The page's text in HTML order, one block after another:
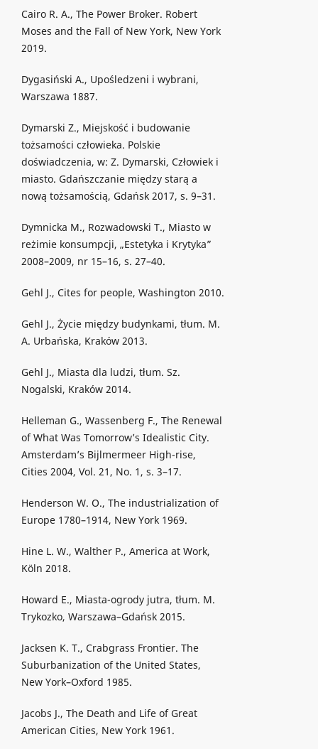
Cairo R. A., The Power Broker. Robert
Moses and the Fall of New York, New York
2019.
Dygasiński A., Upośledzeni i wybrani,
Warszawa 1887.
Dymarski Z., Miejskość i budowanie
tożsamości człowieka. Polskie
doświadczenia, w: Z. Dymarski, Człowiek i
miasto. Gdańszczanie między starą a
nową tożsamością, Gdańsk 2017, s. 9–31.
Dymnicka M., Rozwadowski T., Miasto w
reżimie konsumpcji, „Estetyka i Krytyka”
2008–2009, nr 15–16, s. 27–40.
Gehl J., Cites for people, Washington 2010.
Gehl J., Życie między budynkami, tłum. M.
A. Urbańska, Kraków 2013.
Gehl J., Miasta dla ludzi, tłum. Sz.
Nogalski, Kraków 2014.
Helleman G., Wassenberg F., The Renewal
of What Was Tomorrow’s Idealistic City.
Amsterdam’s Bijlmermeer High-rise,
Cities 2004, Vol. 21, No. 1, s. 3–17.
Henderson W. O., The industrialization of
Europe 1780–1914, New York 1969.
Hine L. W., Walther P., America at Work,
Köln 2018.
Howard E., Miasta-ogrody jutra, tłum. M.
Trykozko, Warszawa–Gdańsk 2015.
Jacksen K. T., Crabgrass Frontier. The
Suburbanization of the United States,
New York–Oxford 1985.
Jacobs J., The Death and Life of Great
American Cities, New York 1961.